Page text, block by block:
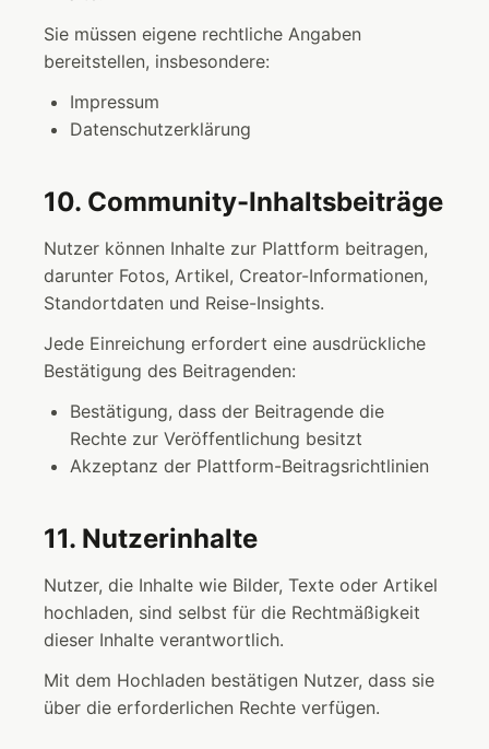
Sie müssen eigene rechtliche Angaben
bereitstellen, insbesondere:
Impressum
Datenschutzerklärung
10. Community-Inhaltsbeiträge
Nutzer können Inhalte zur Plattform beitragen,
darunter Fotos, Artikel, Creator-Informationen,
Standortdaten und Reise-Insights.
Jede Einreichung erfordert eine ausdrückliche
Bestätigung des Beitragenden:
Bestätigung, dass der Beitragende die
Rechte zur Veröffentlichung besitzt
Akzeptanz der Plattform-Beitragsrichtlinien
11. Nutzerinhalte
Nutzer, die Inhalte wie Bilder, Texte oder Artikel
hochladen, sind selbst für die Rechtmäßigkeit
dieser Inhalte verantwortlich.
Mit dem Hochladen bestätigen Nutzer, dass sie
über die erforderlichen Rechte verfügen.